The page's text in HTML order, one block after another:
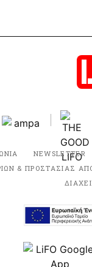
NEWSLETTER
& ΠΡΟΣΤΑΣΙΑΣ